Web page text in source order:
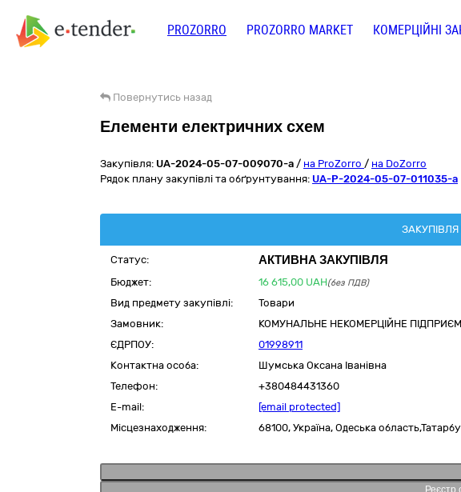
PROZORRO PROZORRO MARKET КОМЕРЦІЙНІ
Повернутись назад
Елементи електричних схем
Закупівля: UA-2024-05-07-009070-a / на ProZorro / на DoZorro
Рядок плану закупівлі та обґрунтування: UA-P-2024-05-07-011035-a
Статус: АКТИВНА ЗАКУПІВЛЯ
Бюджет: 16 615,00 UAH(без ПДВ)
Вид предмету закупівлі:
Товари
Замовник:
КОМУНАЛЬНЕ НЕКОМЕРЦІЙНЕ
ЄДРПОУ:
01998911
Контактна особа:
Шумська Оксана Іванівна
Телефон:
+380484431360
E-mail:
[email protected]
Місцезнаходження:
68100, Україна, Одеська область,
Реєстр